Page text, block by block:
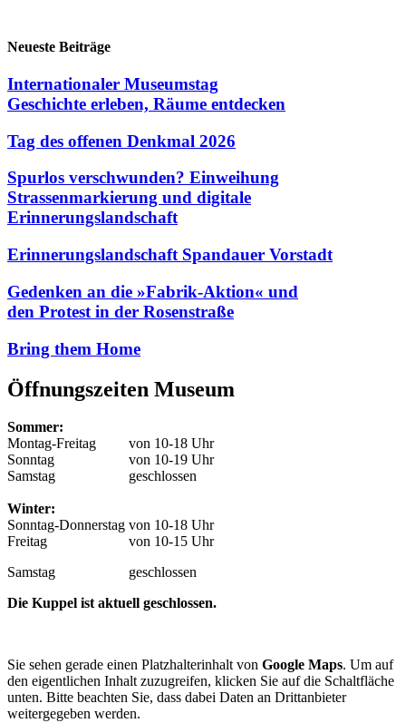
Neueste Beiträge
Internationaler Museumstag
Geschichte erleben, Räume entdecken
Tag des offenen Denkmal 2026
Spurlos verschwunden? Einweihung
Strassenmarkierung und digitale
Erinnerungslandschaft
Erinnerungslandschaft Spandauer Vorstadt
Gedenken an die »Fabrik-Aktion« und
den Protest in der Rosenstraße
Bring them Home
Öffnungszeiten Museum
Sommer:
Montag-Freitag
von 10-18 Uhr
Sonntag
von 10-19 Uhr
Samstag
geschlossen
Winter:
Sonntag-Donnerstag von 10-18 Uhr
Freitag
von 10-15 Uhr
Samstag
geschlossen
Die Kuppel ist aktuell geschlossen.
Sie sehen gerade einen Platzhalterinhalt von Google Maps. Um auf
den eigentlichen Inhalt zuzugreifen, klicken Sie auf die Schaltfläche
unten. Bitte beachten Sie, dass dabei Daten an Drittanbieter
weitergegeben werden.